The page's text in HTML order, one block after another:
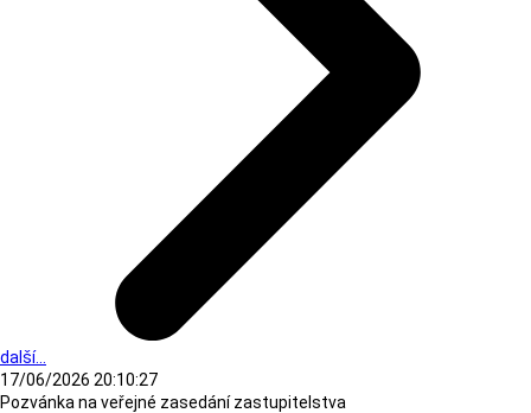
další...
17/06/2026 20:10:27
Pozvánka na veřejné zasedání zastupitelstva